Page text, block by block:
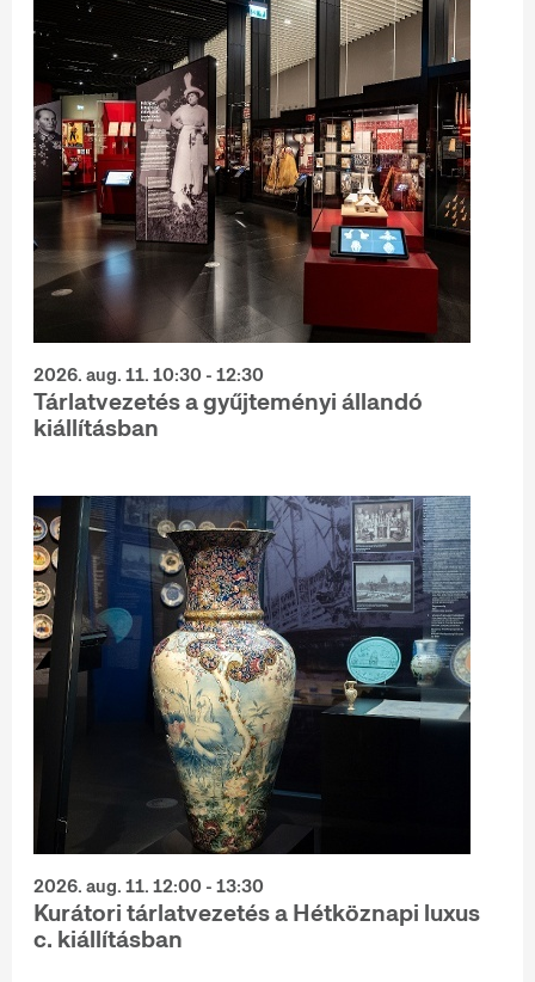
2026. aug. 11. 10:30 - 12:30
Tárlatvezetés a gyűjteményi állandó
kiállításban
2026. aug. 11. 12:00 - 13:30
Kurátori tárlatvezetés a Hétköznapi luxus
c. kiállításban